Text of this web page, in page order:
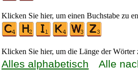
Klicken Sie hier, um einen Buchstabe zu
Klicken Sie hier, um die Länge der Wörter
Alles alphabetisch Alle